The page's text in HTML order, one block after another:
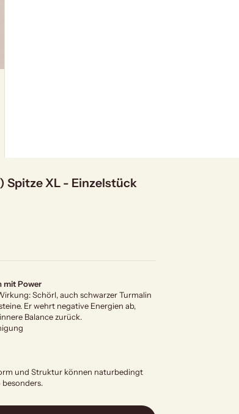
Spitze XL - Einzelstück
mit Power
Schörl, auch schwarzer Turmalin
Er wehrt negative Energien ab,
Balance zurück.
und Struktur können naturbedingt